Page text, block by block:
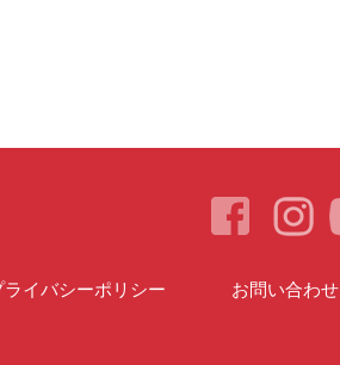
ライバシーポリシー お問い合わせ